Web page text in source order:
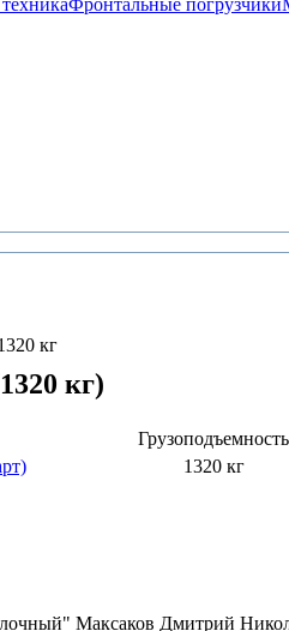
кг
кг)
Грузоподъемность
1320 кг
Максаков Дмитрий